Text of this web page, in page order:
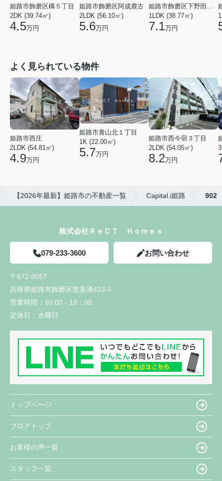
姫路市飾磨区構５丁目
2DK (39.74㎡)
4.5万円
姫路市飾磨区阿成鹿古
2LDK (56.10㎡)
5.6万円
1LDK (38.77㎡)
7.1万円
よく見られている物件
姫路市西庄
2LDK (54.81㎡)
4.9万円
姫路市青山北１丁目
1K (22.00㎡)
5.7万円
姫路市西今宿３丁目
2LDK (54.05㎡)
8.2万円
【2026年最新】姫路市の不動産一覧 Capital.i姫路 902
株式会社ＲｅＣＴ Ｈｏｍｅｓ
079-233-3600 お問い合わせ
〒672-8057
兵庫県姫路市飾磨区恵美酒423-5
営業時間： 10:00～18：00
定休日： 水曜日
トップページ
ブログトップ
お客様の声一覧
スタッフ一覧